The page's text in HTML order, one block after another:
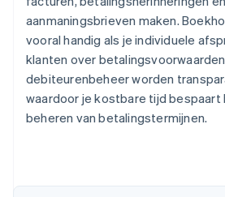
aanmaningsbrieven maken.
vooral handig als je individuele
klanten over
debiteurenbeheer worden
waardoor je kostbare tijd bespaart
beheren van betalingstermijnen.